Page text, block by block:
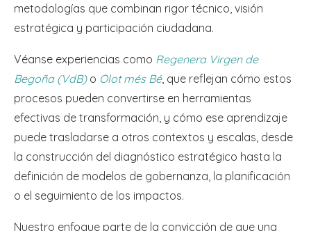
metodologías que combinan rigor técnico, visión
estratégica y participación ciudadana.
Véanse experiencias como Regenera Virgen de
Begoña (VdB)o Olot més Bé, que reflejan cómo estos
procesos pueden convertirse en herramientas
efectivas de transformación, y cómo ese aprendizaje
puede trasladarse a otros contextos y escalas, desde
la construcción del diagnóstico estratégico hasta la
definición de modelos de gobernanza, la planificación
o el seguimiento de los impactos.
Nuestro enfoque parte de la convicción de que una